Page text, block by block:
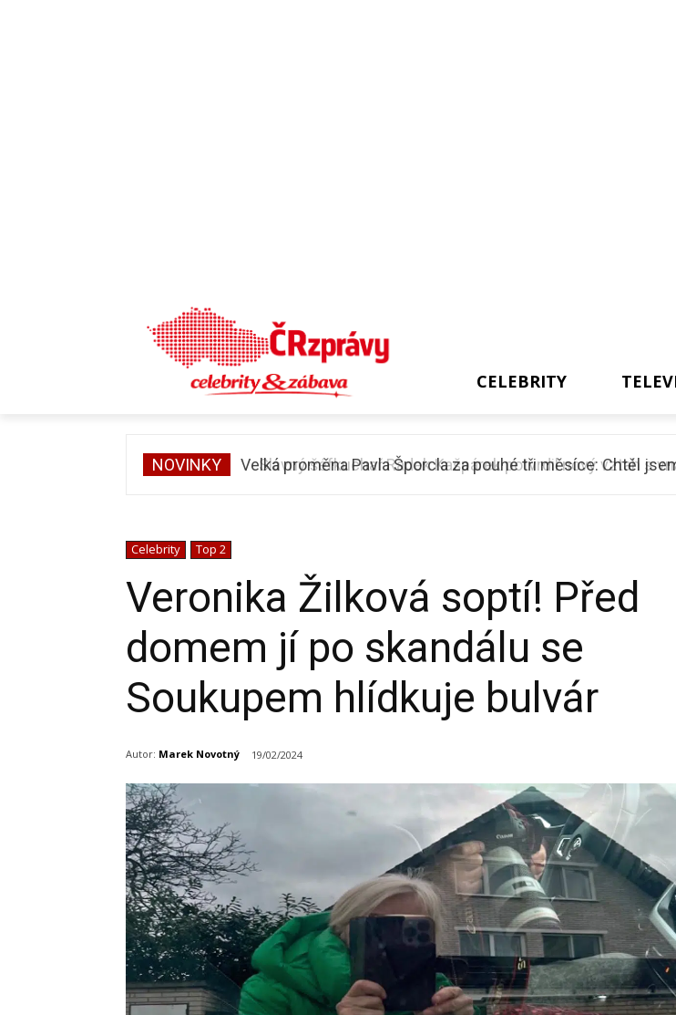
CELEBRITY
NOVINKY Slavný šéfkuchař Radek Kašpárek potvrdil nový vztah s
Celebrity Top 2
Veronika Žilková soptí! Před
domem jí po skandálu se
Soukupem hlídkuje bulvár
Autor: Marek Novotný 19/02/2024